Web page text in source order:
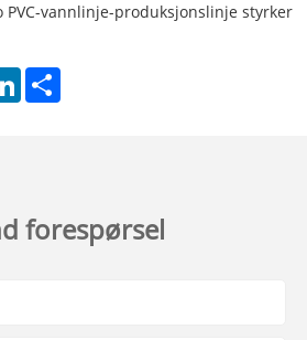
PVC-vannlinje-produksjonslinje styrker
LinkedIn
forespørsel